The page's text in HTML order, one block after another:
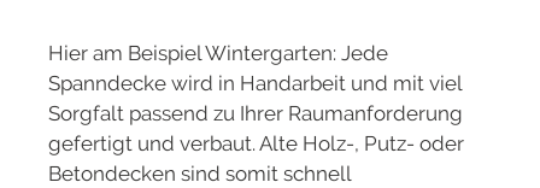
Hier am Beispiel Wintergarten: Jede
Spanndecke wird in Handarbeit und mit viel
Sorgfalt passend zu Ihrer Raumanforderung
gefertigt und verbaut. Alte Holz-, Putz- oder
Betondecken sind somit schnell